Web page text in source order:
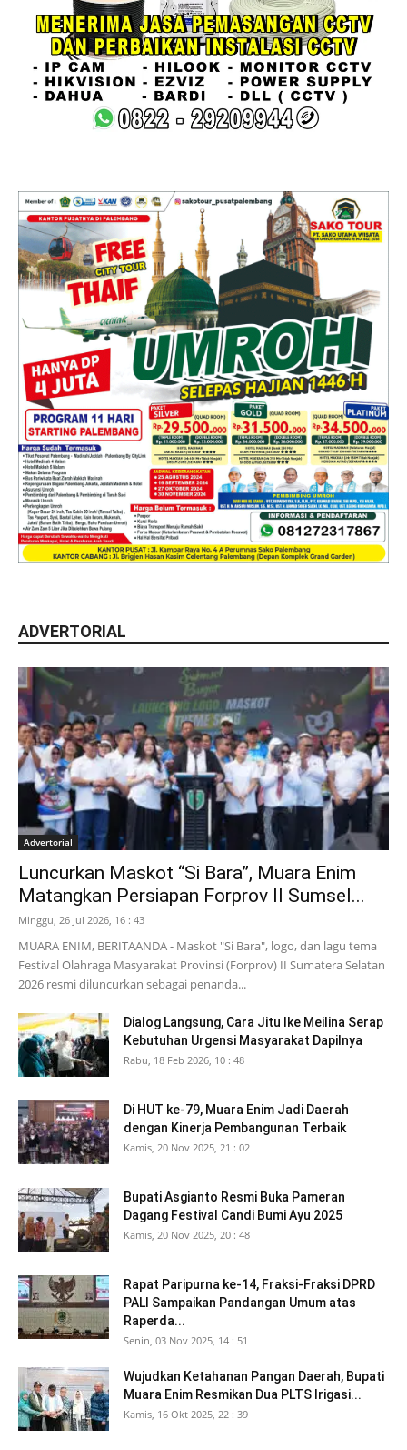
ADVERTORIAL
Advertorial
Luncurkan Maskot “Si Bara”, Muara Enim
Matangkan Persiapan Forprov II Sumsel...
Minggu, 26 Jul 2026, 16 : 43
MUARA ENIM, BERITAANDA - Maskot "Si Bara", logo, dan lagu tema
Festival Olahraga Masyarakat Provinsi (Forprov) II Sumatera Selatan
2026 resmi diluncurkan sebagai penanda...
Dialog Langsung, Cara Jitu Ike Meilina Serap
Kebutuhan Urgensi Masyarakat Dapilnya
Rabu, 18 Feb 2026, 10 : 48
Di HUT ke-79, Muara Enim Jadi Daerah
dengan Kinerja Pembangunan Terbaik
Kamis, 20 Nov 2025, 21 : 02
Bupati Asgianto Resmi Buka Pameran
Dagang Festival Candi Bumi Ayu 2025
Kamis, 20 Nov 2025, 20 : 48
Rapat Paripurna ke-14, Fraksi-Fraksi DPRD
PALI Sampaikan Pandangan Umum atas
Raperda...
Senin, 03 Nov 2025, 14 : 51
Wujudkan Ketahanan Pangan Daerah, Bupati
Muara Enim Resmikan Dua PLTS Irigasi...
Kamis, 16 Okt 2025, 22 : 39